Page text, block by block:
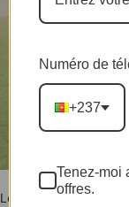
Les Lions coincés à
Numéro de
+237
Tenez-moi
offres.